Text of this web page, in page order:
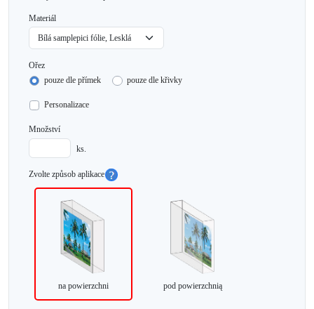
Materiál
Ořez
pouze dle přímek
pouze dle křivky
Personalizace
Množství
ks.
Zvolte způsob aplikace
na powierzchni pod powierzchnią